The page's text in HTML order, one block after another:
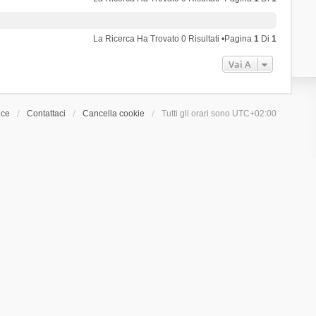
La Ricerca Ha Trovato 0 Risultati •Pagina1 Di1
Vai A
Contattaci Cancella cookie Tutti gli orari sono UTC+02:00